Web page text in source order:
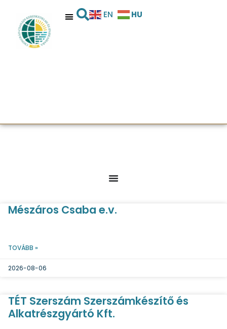
EN HU
Mészáros Csaba e.v.
TOVÁBB »
2026-08-06
TÉT Szerszám Szerszámkészítő és
Alkatrészgyártó Kft.